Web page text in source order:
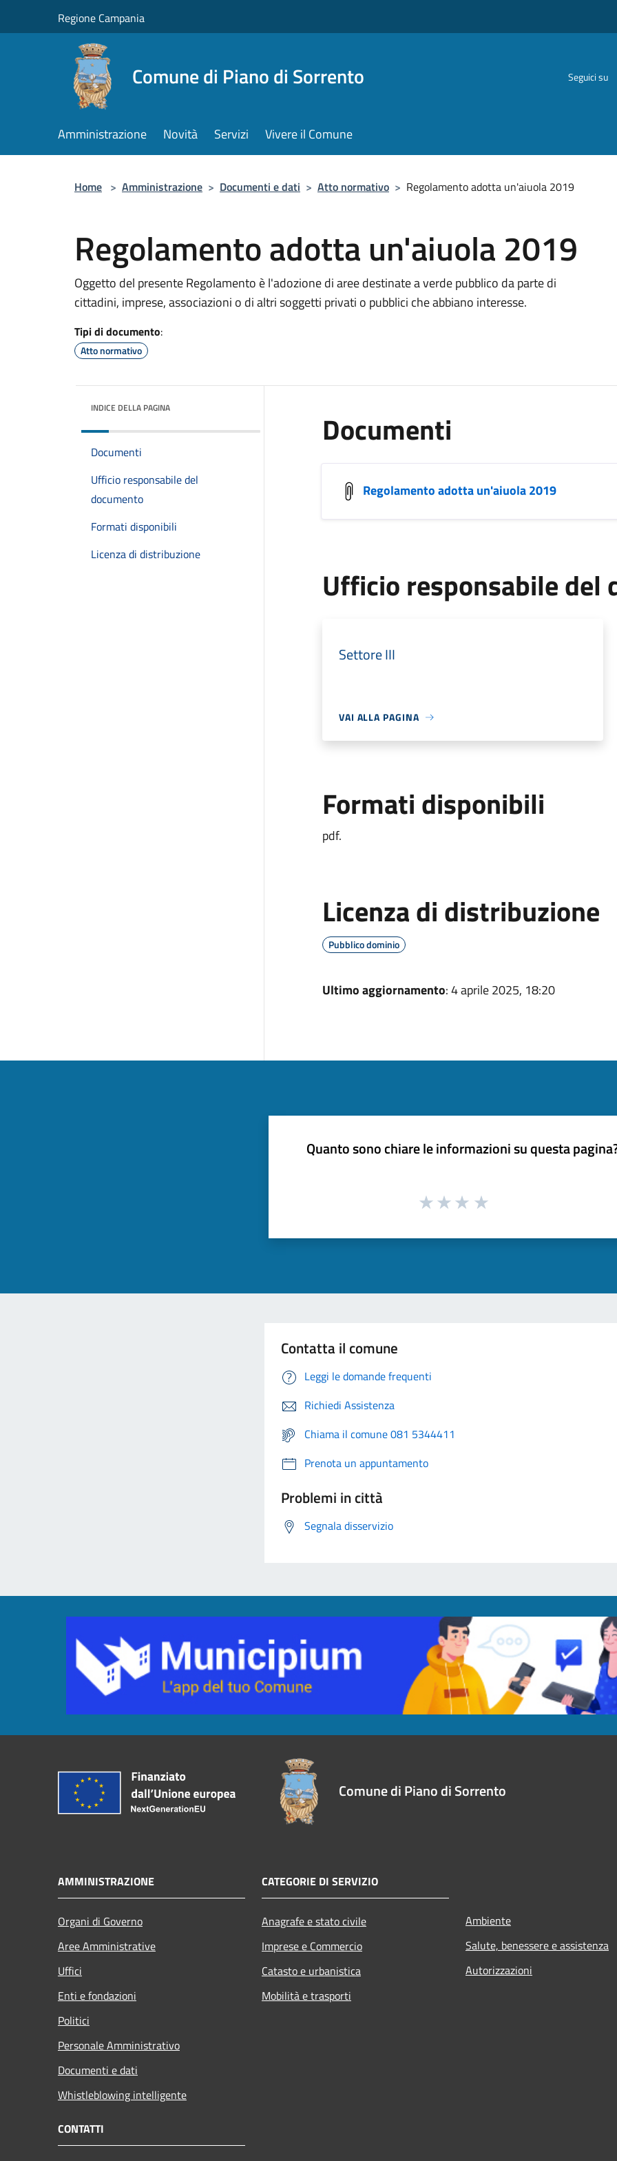
Regione Campania
Comune di Piano di Sorrento Seguici su
Amministrazione Novità Servizi Vivere il Comune
Home > Amministrazione > Documenti e dati > Atto normativo > Regolamento adotta un'aiuola 2019
Regolamento adotta un'aiuola 2019
Oggetto del presente Regolamento è l'adozione di aree destinate a verde pubblico da parte di
cittadini, imprese, associazioni o di altri soggetti privati o pubblici che abbiano interesse.
Tipi di documento:
Atto normativo
INDICE DELLA PAGINA
Documenti
Ufficio responsabile del
documento
Formati disponibili
Licenza di distribuzione
Documenti
Regolamento adotta un'aiuola 2019
Ufficio responsabile del
Settore III
VAI ALLA PAGINA
Formati disponibili
pdf.
Licenza di distribuzione
Pubblico dominio
Ultimo aggiornamento: 4 aprile 2025, 18:20
Quanto sono chiare le informazioni su questa
Contatta il comune
Leggi le domande frequenti
Richiedi Assistenza
Chiama il comune 081 5344411
Prenota un appuntamento
Problemi in città
Segnala disservizio
Comune di Piano di Sorrento
AMMINISTRAZIONE
Organi di Governo
Aree Amministrative
Uffici
Enti e fondazioni
Politici
Personale Amministrativo
Documenti e dati
Whistleblowing intelligente
CATEGORIE DI SERVIZIO
Anagrafe e stato civile
Imprese e Commercio
Catasto e urbanistica
Mobilità e trasporti
Ambiente
Salute, benessere e assistenza
Autorizzazioni
CONTATTI